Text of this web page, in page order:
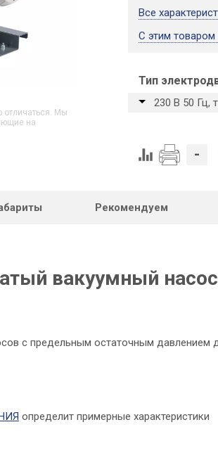
отличаться. Мы
на
Все
С этим
Тип
230 В 50 Гц,
-
Рекомендуем
вакуумный насос
с предельным остаточным давлением
определит примерные характеристики